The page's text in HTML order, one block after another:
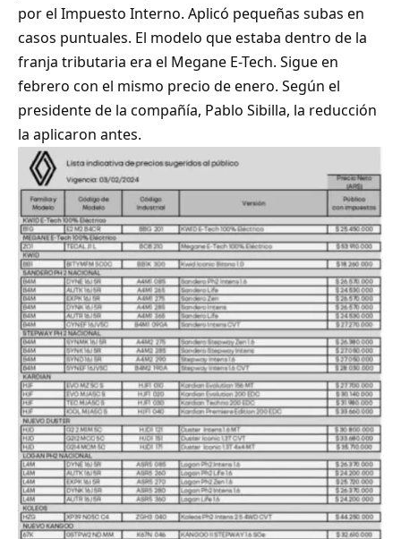
por el Impuesto Interno. Aplicó pequeñas subas en
casos puntuales. El modelo que estaba dentro de la
franja tributaria era el Megane E-Tech. Sigue en
febrero con el mismo precio de enero. Según el
presidente de la compañía, Pablo Sibilla, la reducción
la aplicaron antes.